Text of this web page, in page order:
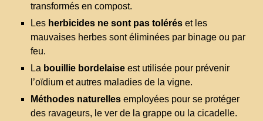
transformés en compost.
Les herbicides ne sont pas tolérés et les
mauvaises herbes sont éliminées par binage ou par
feu.
La bouillie bordelaise est utilisée pour prévenir
l’oïdium et autres maladies de la vigne.
Méthodes naturelles employées pour se protéger
des ravageurs, le ver de la grappe ou la cicadelle.